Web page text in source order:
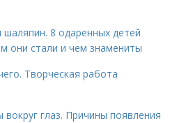
8 одаренных детей
они стали и чем знамениты
Творческая работа
глаз. Причины появления